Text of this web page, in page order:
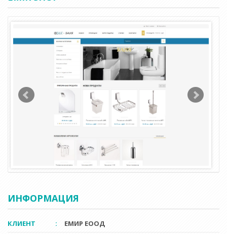
ИНФОРМАЦИЯ
КЛИЕНТ :
ЕМИР ЕООД